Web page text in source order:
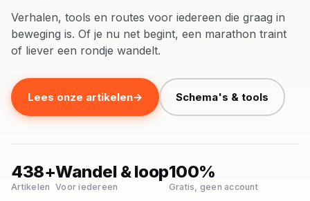
Gezondheid
Producten
Schema’s
Voeding
Verhalen, tools en routes voor iedereen die graag in
beweging is. Of je nu net begint, een marathon traint
of liever een rondje wandelt.
Lees onze artikelen→ Schema's & tools
438+
Artikelen
Wandel & loop
Voor iedereen
100%
Gratis, geen account